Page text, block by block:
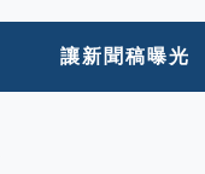
讓新聞稿曝光